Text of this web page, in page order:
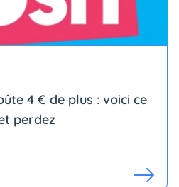
4 € de plus : voici ce
perdez